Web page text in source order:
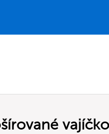
vajíčko